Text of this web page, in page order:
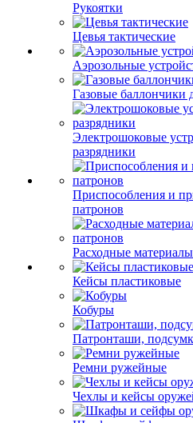
Рукоятки
Цевья тактические
Аэрозольные
Газовые баллончики
Электрошоковые
разрядники
Приспособления и
патронов
Расходные
Кейсы пластиковые
Кобуры
Патронташи,
Ремни ружейные
Чехлы и кейсы